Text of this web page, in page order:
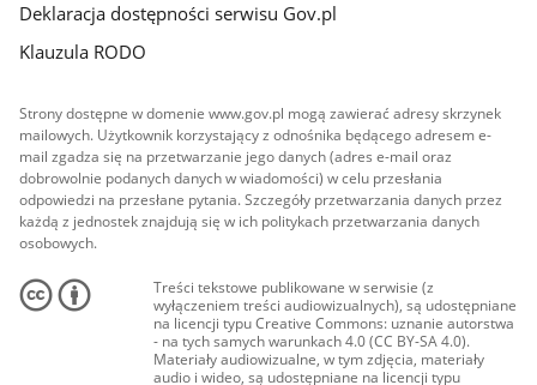
Deklaracja dostępności serwisu Gov.pl
Klauzula RODO
Strony dostępne w domenie www.gov.pl mogą zawierać adresy skrzynek
mailowych. Użytkownik korzystający z odnośnika będącego adresem e-
mail zgadza się na przetwarzanie jego danych (adres e-mail oraz
dobrowolnie podanych danych w wiadomości) w celu przesłania
odpowiedzi na przesłane pytania. Szczegóły przetwarzania danych przez
każdą z jednostek znajdują się w ich politykach przetwarzania danych
osobowych.
Treści tekstowe publikowane w serwisie (z
wyłączeniem treści audiowizualnych), są udostępniane
na licencji typu Creative Commons: uznanie autorstwa
- na tych samych warunkach 4.0 (CC BY-SA 4.0).
Materiały audiowizualne, w tym zdjęcia, materiały
audio i wideo, są udostępniane na licencji typu